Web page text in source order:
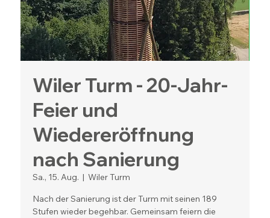
Wiler Turm - 20-Jahr-
Feier und
Wiedereröffnung
nach Sanierung
Sa., 15. Aug.
  |
Wiler Turm
Nach der Sanierung ist der Turm mit seinen 189
Stufen wieder begehbar. Gemeinsam feiern die